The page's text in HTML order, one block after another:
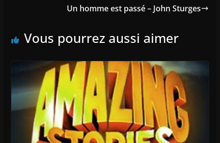
Un homme est passé – John Sturges
Vous pourrez aussi aimer